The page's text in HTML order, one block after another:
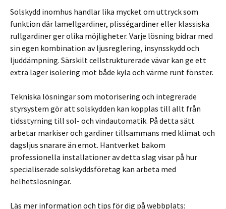
Solskydd inomhus handlar lika mycket om uttryck som
funktion där lamellgardiner, plisségardiner eller klassiska
rullgardiner ger olika möjligheter. Varje lösning bidrar med
sin egen kombination av ljusreglering, insynsskydd och
ljuddämpning. Särskilt cellstrukturerade vävar kan ge ett
extra lager isolering mot både kyla och värme runt fönster.
Tekniska lösningar som motorisering och integrerade
styrsystem gör att solskydden kan kopplas till allt från
tidsstyrning till sol- och vindautomatik. På detta sätt
arbetar markiser och gardiner tillsammans med klimat och
dagsljus snarare än emot. Hantverket bakom
professionella installationer av detta slag visar på hur
specialiserade solskyddsföretag kan arbeta med
helhetslösningar.
Läs mer information och tips för dig på webbplats: